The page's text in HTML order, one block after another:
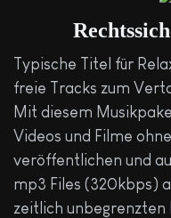
Typische Titel für
freie Tracks zum
Mit diesem
Videos und Filme
veröffentlichen und
mp3 Files (320kbps)
zeitlich unbegrenzten